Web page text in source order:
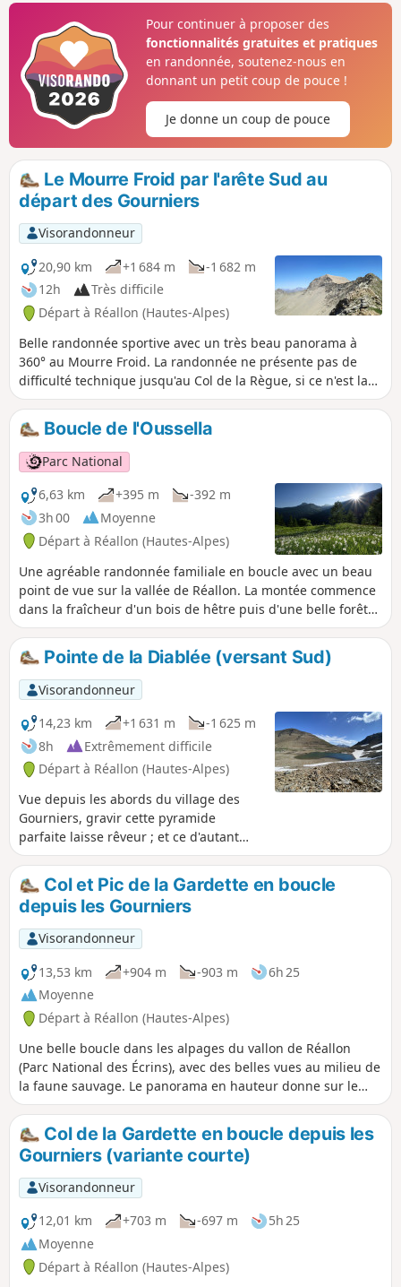
fin. C'est également un coin réputé pour
observer des chamois.
Pour continuer à proposer des
fonctionnalités gratuites et pratiques
en randonnée, soutenez-nous en
donnant un petit coup de pouce !
Je donne un coup de pouce
Le Mourre Froid par l'arête Sud au
départ des Gourniers
Visorandonneur
20,90 km
+1 684 m
-1 682 m
12h
Très difficile
Départ à Réallon (Hautes-Alpes)
Belle randonnée sportive avec un très beau panorama à
360° au Mourre Froid. La randonnée ne présente pas de
difficulté technique jusqu'au Col de la Règue, si ce n'est la
distance et le dénivelé. Attention, le parcours sur la crête
nécessite d'avoir des compétences en lecture du terrain car
le début du parcours est peu marqué : le plus simple est
d'essayer de toujours rester sur la crête ce qui implique
quelques petits pas d'escalades faciles.
Boucle de l'Oussella
Parc National
6,63 km
+395 m
-392 m
3h 00
Moyenne
Départ à Réallon (Hautes-Alpes)
Une agréable randonnée familiale en boucle avec un beau
point de vue sur la vallée de Réallon. La montée commence
dans la fraîcheur d'un bois de hêtre puis d'une belle forêt
de mélèzes avant d'arriver à d'anciens près de fauche,
témoignage des activités passées. Les ruines d'anciens
chalets d'alpage rappellent ce qu'était la vie en montagne.
Quand le sentier passe en balcon le paysage s'ouvre en un
large point de vue sur la vallée de Réallon.
Pointe de la Diablée (versant Sud)
Visorandonneur
14,23 km
+1 631 m
-1 625 m
8h
Extrêmement difficile
Départ à Réallon (Hautes-Alpes)
Vue depuis les abords du village des
Gourniers, gravir cette pyramide
parfaite laisse rêveur ; et ce d'autant
plus par le versant qui nous fait face ;
cela parait impossible et pourtant ça
passe !Col et Pic de la Gardette en boucle
depuis les Gourniers
Visorandonneur
13,53 km
+904 m -903 m
6h 25
Moyenne
Départ à Réallon (Hautes-Alpes)
Une belle boucle dans les alpages du vallon de Réallon
(Parc National des Écrins), avec des belles vues au milieu de
la faune sauvage. Le panorama en hauteur donne sur le
Sud des Écrins avec le Mourre Froid, les Aiguilles de
Chabrières. Le tracé proposé comporte plusieurs variantes.
Il est possible de bien le raccourcir (enlever 1h à 1h30) en
ne poursuivant pas jusqu'au pic après le Col de la Gardette,
et en coupant vers les Tomelles plutôt que de descendre
jusqu'au torrent. Il est également possible de faire un
simple aller/retour en reprenant l'itinéraire de départ arrivé
au col.
Col de la Gardette en boucle depuis les
Gourniers (variante courte)
Visorandonneur
12,01 km
+703 m -697 m
5h 25
Moyenne
Départ à Réallon (Hautes-Alpes)